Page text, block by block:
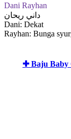
Dani Rayhan
داني ريحان
Dani: Dekat
Rayhan: Bunga
✚ Baju Baby